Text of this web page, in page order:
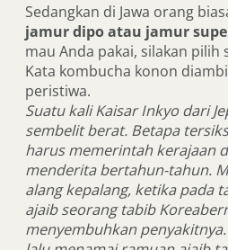
Sedangkan di Jawa orang
jamur dipo atau jamur
mau Anda pakai, silakan pilih
Kata kombucha konon
peristiwa.
Suatu kali Kaisar Inkyo dari
sembelit berat. Betapa
harus memerintah kerajaan
menderita bertahun-tahun.
alang kepalang, ketika pada
ajaib seorang tabib
menyembuhkan